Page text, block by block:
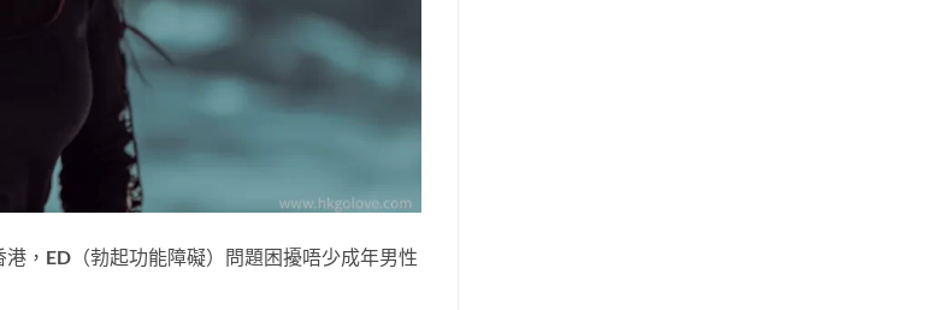
，ED（勃起功能障礙）問題困擾唔少成年男性